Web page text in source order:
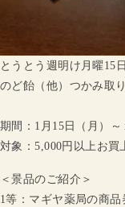
とうとう週明け月曜15
のど飴（他）つかみ取
期間：1月15日（月）～
対象：5,000円以上お買
＜景品のご紹介＞
1等：マギヤ薬局の商